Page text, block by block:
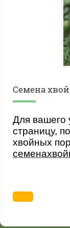
Cемена
Для вашего
страницу,
хвойных